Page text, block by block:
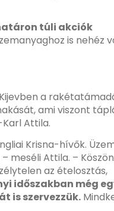
túli akciók
is nehéz
a
ami viszont
Attila.
Krisna-hívők.
meséli Attila. –
az ételosztás,
időszakban még
is szervezzük.